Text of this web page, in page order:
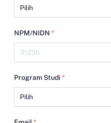
NPM/NIDN *
Program Studi *